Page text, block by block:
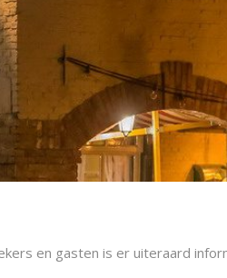
en gasten is er uiteraard